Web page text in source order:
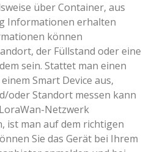
über Container, aus
Informationen erhalten
können
der Füllstand oder eine
sein. Stattet man einen
Smart Device aus,
oder Standort messen kann
Netzwerk
ist man auf dem richtigen
Sie das Gerät bei Ihrem